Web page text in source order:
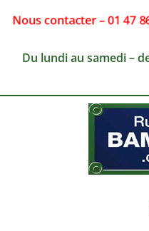
Nous contacter – 01 47
Du lundi au samedi –